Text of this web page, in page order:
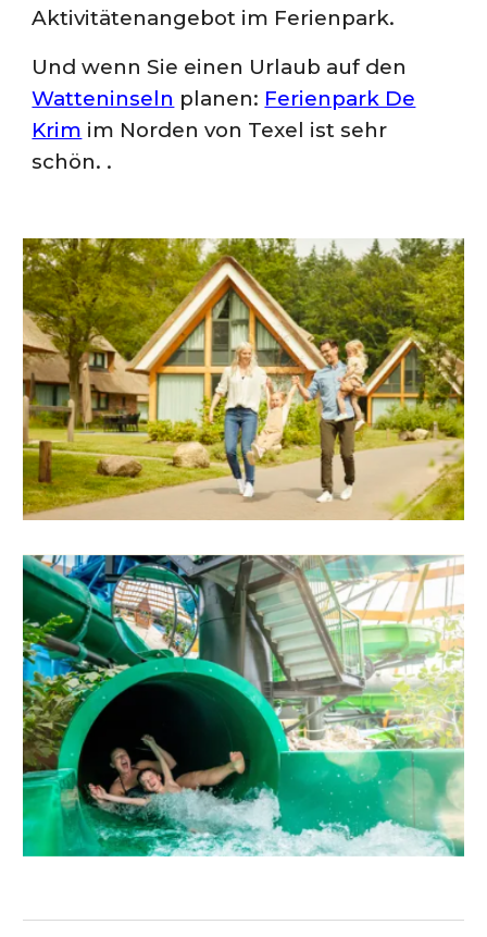
Aktivitätenangebot im Ferienpark.
Und wenn Sie einen Urlaub auf den
Watteninseln planen: Ferienpark De
Krim im Norden von Texel ist sehr
schön. .